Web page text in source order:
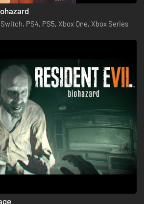
PS4, PS5, Xbox One, Xbox Series